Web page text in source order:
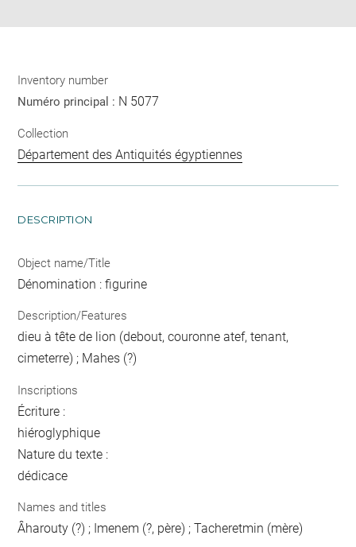
Inventory number
Numéro principal : N 5077
Collection
Département des Antiquités égyptiennes
DESCRIPTION
Object name/Title
Dénomination : figurine
Description/Features
dieu à tête de lion (debout, couronne atef, tenant,
cimeterre) ; Mahes (?)
Inscriptions
Écriture :
hiéroglyphique
Nature du texte :
dédicace
Names and titles
Âharouty (?) ; Imenem (?, père) ; Tacheretmin (mère)